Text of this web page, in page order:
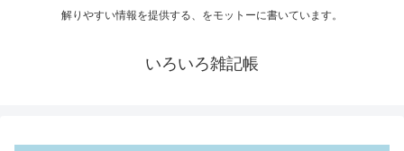
解りやすい情報を提供する、をモットーに書いています。
いろいろ雑記帳